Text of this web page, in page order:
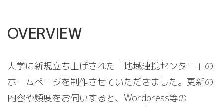
OVERVIEW
大学に新規立ち上げされた「地域連携センター」の
ホームページを制作させていただきました。更新の
内容や頻度をお伺いすると、Wordpress等の